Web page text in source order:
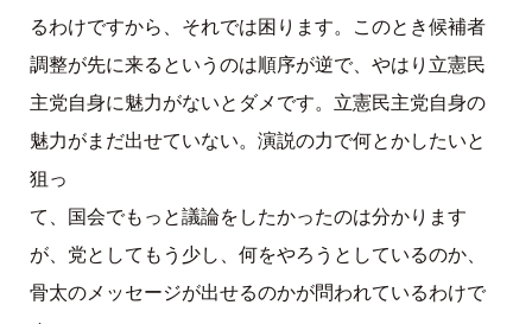
るわけですから、それでは困ります。このとき候補者
調整が先に来るというのは順序が逆で、やはり立憲民
主党自身に魅力がないとダメです。立憲民主党自身の
魅力がまだ出せていない。演説の力で何とかしたいと
狙っ
て、国会でもっと議論をしたかったのは分かります
が、党としてもう少し、何をやろうとしているのか、
骨太のメッセージが出せるのかが問われているわけで